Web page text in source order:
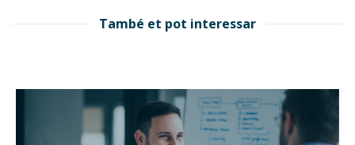
També et pot interessar